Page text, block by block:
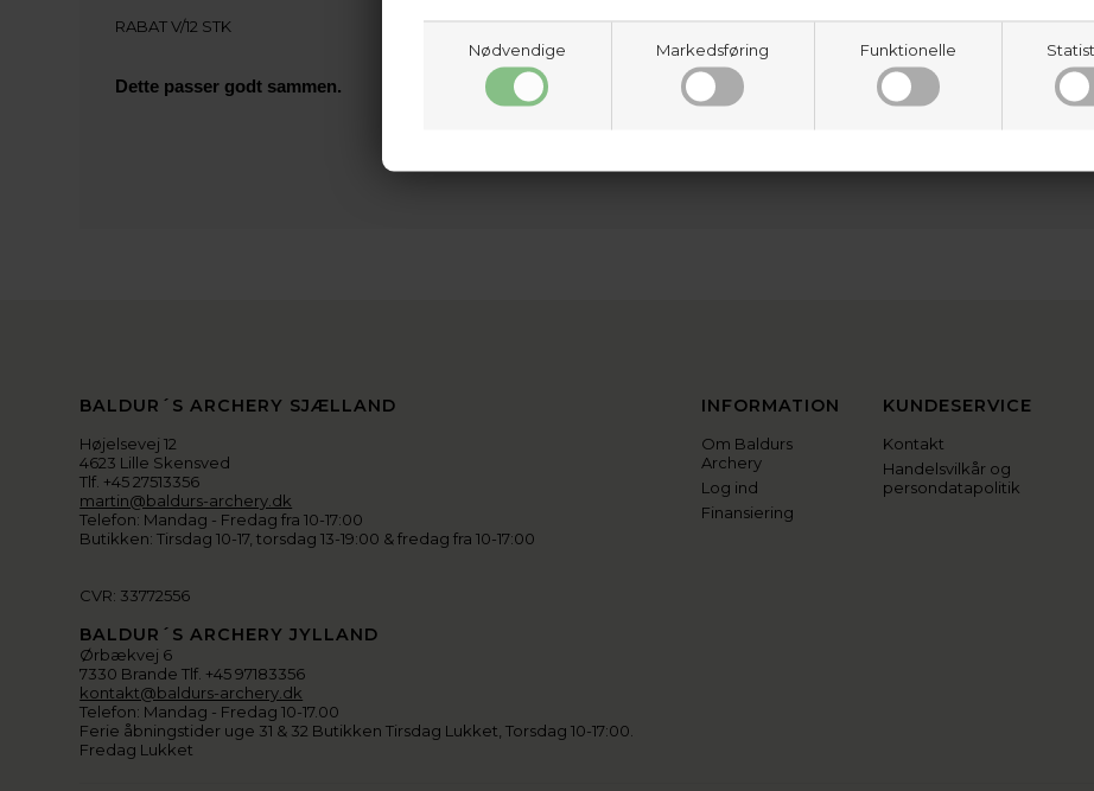
Nødvendige Markedsføring Funktionelle
RABAT V/12 STK
Dette passer godt sammen.
BALDUR´S ARCHERY SJÆLLAND
Højelsevej 12
4623 Lille Skensved
Tlf. +45 27513356
martin@baldurs-archery.dk
Telefon: Mandag - Fredag fra 10-17:00
Butikken: Tirsdag 10-17, torsdag 13-19:00 & fredag fra 10-17:00
CVR: 33772556
BALDUR´S ARCHERY JYLLAND
Ørbækvej 6
7330 Brande Tlf. +45 97183356
kontakt@baldurs-archery.dk
Telefon: Mandag - Fredag 10-17.00
Ferie åbningstider uge 31 & 32 Butikken Tirsdag Lukket, Torsdag 10-17:00.
Fredag Lukket
INFORMATION
Om Baldurs
Archery
Log ind
Finansiering
KUNDESERVICE
Kontakt
Handelsvilkår og
persondatapolitik